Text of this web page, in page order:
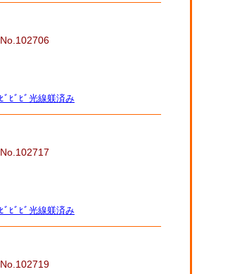
No.102706
ﾋﾞﾋﾞ光線躾済み
No.102717
ﾋﾞﾋﾞ光線躾済み
No.102719